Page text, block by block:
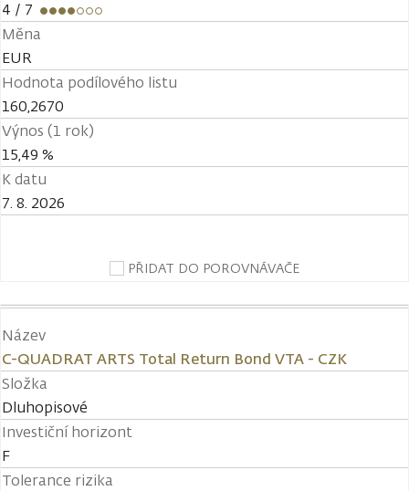
4 / 7
Měna
EUR
Hodnota podílového listu
160,2670
Výnos (1 rok)
15,49 %
K datu
7. 8. 2026
PŘIDAT DO POROVNÁVAČE
Název
C-QUADRAT ARTS Total Return Bond VTA - CZK
Složka
Dluhopisové
Investiční horizont
F
Tolerance rizika